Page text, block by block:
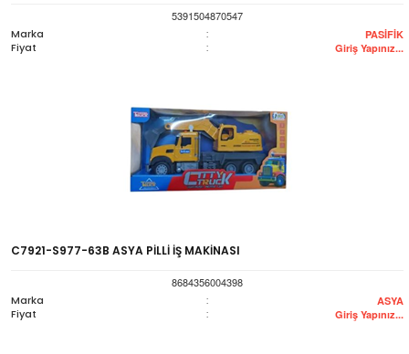
5391504870547
Marka
: PASİFİK
Fiyat : Giriş Yapınız...
C7921-S977-63B ASYA PİLLİ İŞ MAKİNASI
8684356004398
Marka
: ASYA
Fiyat : Giriş Yapınız...